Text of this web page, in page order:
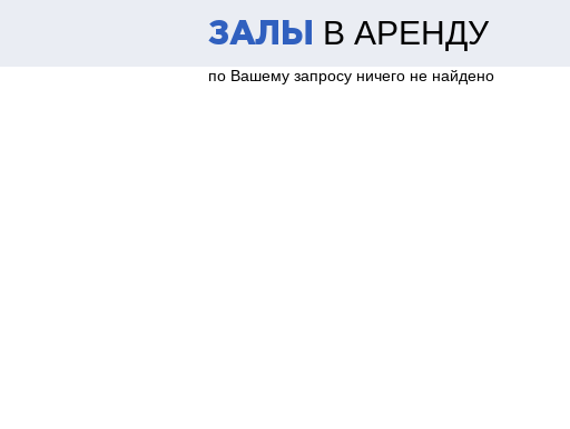
ЗАЛЫ В АРЕНДУ
по Вашему запросу ничего не найдено